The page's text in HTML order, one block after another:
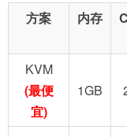
方案 内存
KVM
(最便
宜)
1GB